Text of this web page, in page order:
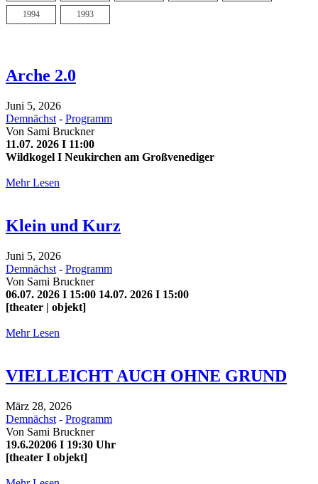
1994 1993
Arche 2.0
Juni 5, 2026
Demnächst - Programm
Von Sami Bruckner
11.07. 2026 I 11:00
Wildkogel I Neukirchen am Großvenediger
Mehr Lesen
Klein und Kurz
Juni 5, 2026
Demnächst - Programm
Von Sami Bruckner
06.07. 2026 I 15:00 14.07. 2026 I 15:00
[theater | objekt]
Mehr Lesen
VIELLEICHT AUCH OHNE GRUND
März 28, 2026
Demnächst - Programm
Von Sami Bruckner
19.6.20206 I 19:30 Uhr
[theater I objekt]